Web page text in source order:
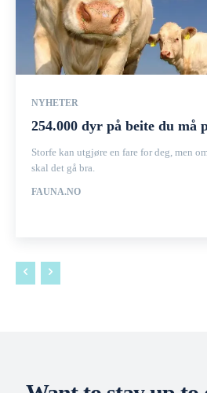
NYHETER
254.000 dyr på beite du må
Storfe kan utgjøre en fare for deg, men
skal det gå bra.
FAUNA.NO